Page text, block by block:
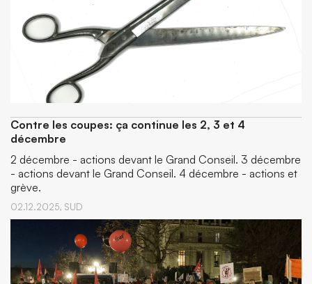
Contre les coupes: ça continue les 2, 3 et 4
décembre
2 décembre - actions devant le Grand Conseil. 3 décembre
- actions devant le Grand Conseil. 4 décembre - actions et
grève.
02.12.2025, SUD